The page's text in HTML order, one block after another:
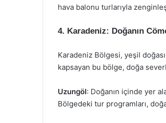
hava balonu turlarıyla
4. Karadeniz: Doğanın
Karadeniz Bölgesi, yeşil
kapsayan bu bölge, doğa
Uzungöl: Doğanın içinde yer
Bölgedeki tur programları,